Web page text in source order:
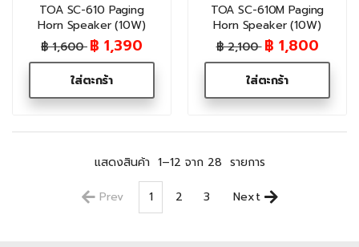
TOA SC-610 Paging
Horn Speaker (10W)
฿ 1,600฿ 1,390
ใส่ตะกร้า
TOA SC-610M Paging
Horn Speaker (10W)
฿ 2,100 ฿ 1,800
ใส่ตะกร้า
แสดงสินค้า 1–12 จาก 28 รายการ
Prev 1 2 3 Next